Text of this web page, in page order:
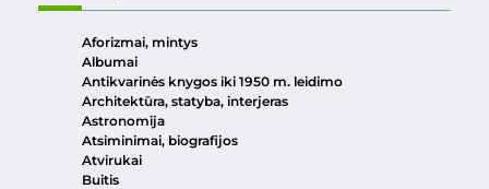
Aforizmai, mintys
Albumai
Antikvarinės knygos iki 1950 m. leidimo
Architektūra, statyba, interjeras
Astronomija
Atsiminimai, biografijos
Atvirukai
Buitis